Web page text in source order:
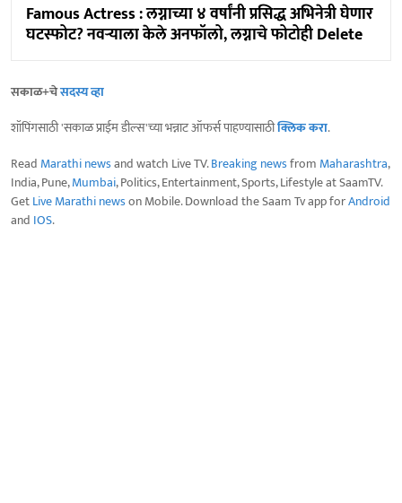
Famous Actress : लग्नाच्या ४ वर्षांनी प्रसिद्ध अभिनेत्री घेणार
घटस्फोट? नवऱ्याला केले अनफॉलो, लग्नाचे फोटोही Delete
सकाळ+चेसदस्य व्हा
शॉपिंगसाठी 'सकाळ प्राईम डील्स'च्या भन्नाट ऑफर्स पाहण्यासाठीक्लिक करा.
Read Marathi newsand watch Live TV.Breaking newsfrom Maharashtra,
India, Pune,Mumbai, Politics, Entertainment, Sports, Lifestyle at SaamTV.
GetLive Marathi newson Mobile. Download the Saam Tv app forAndroid
and IOS.